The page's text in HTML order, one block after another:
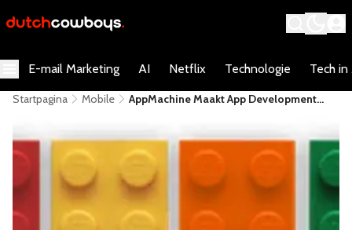
E-mail Marketing AI Netflix Technologie Tech in
Startpagina Mobile
AppMachine Maakt App Development